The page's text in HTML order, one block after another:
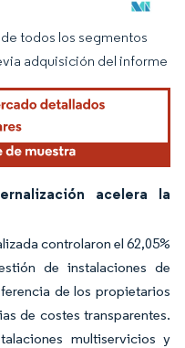
atribución según CC BY 4.0.
todos los segmentos
adquisición del informe
acelera la
controlaron el 62,05%
de instalaciones de
de los propietarios
de costes transparentes.
multiservicios y